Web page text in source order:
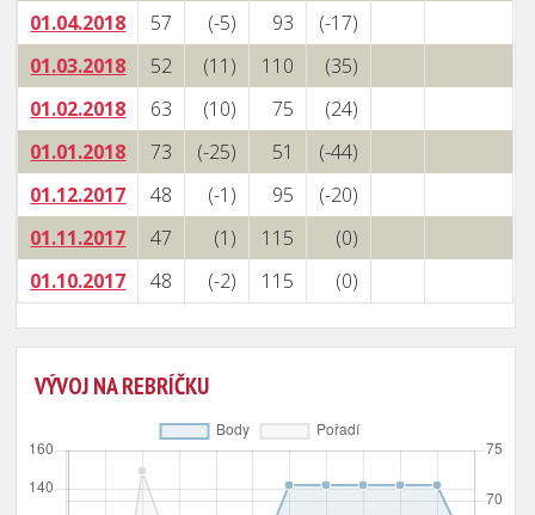
01.04.2018
57 (-5) 93
(-17)
01.03.2018
52 (11) 110
(35)
01.02.2018
63 (10) 75
(24)
01.01.2018
73 (-25) 51
(-44)
01.12.2017
48 (-1) 95
(-20)
01.11.2017
47 (1) 115
(0)
01.10.2017
48 (-2) 115 (0)
VÝVOJ NA REBRÍČKU